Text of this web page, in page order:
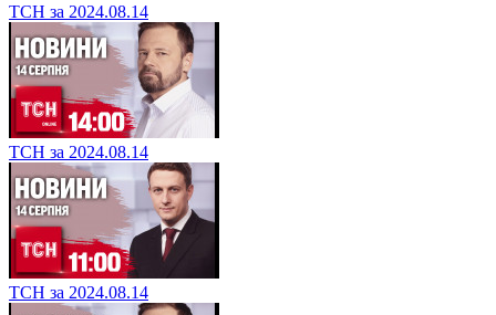
ТСН за 2024.08.14
ТСН за 2024.08.14
ТСН за 2024.08.14